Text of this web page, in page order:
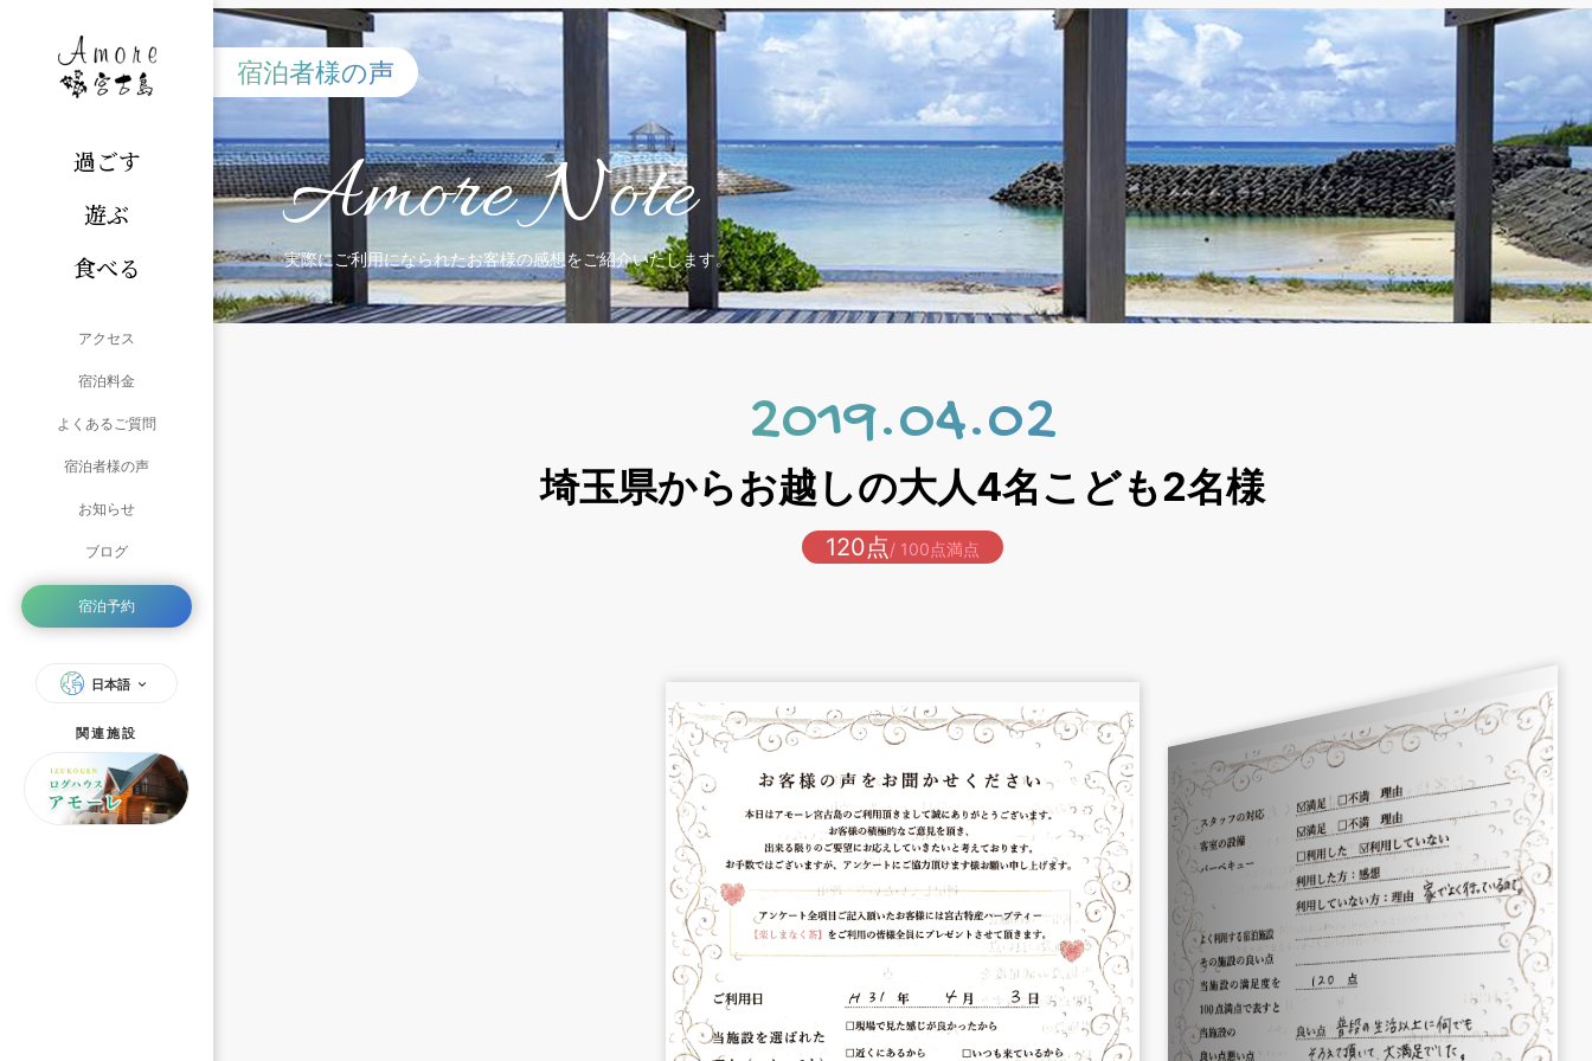
過ごす
遊ぶ
食べる
アクセス
宿泊料金
よくあるご質問
宿泊者様の声
お知らせ
ブログ
宿泊予約
日本語
関連施設
宿泊者様の声
Amore Note
実際にご利用になられたお客様の感想をご紹介いたします。
2019.04.02
埼玉県からお越しの大人4名こども2名様
120点/ 100点満点